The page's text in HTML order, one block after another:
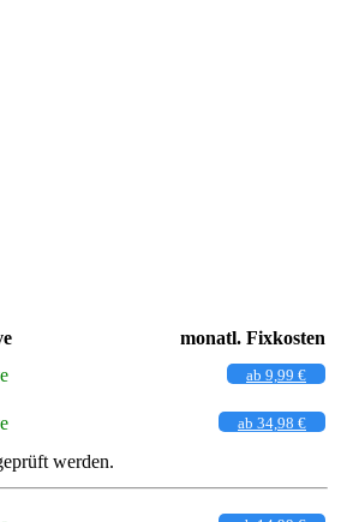
monatl. Fixkosten
ab 9,99 €
ab 34,98 €
werden.